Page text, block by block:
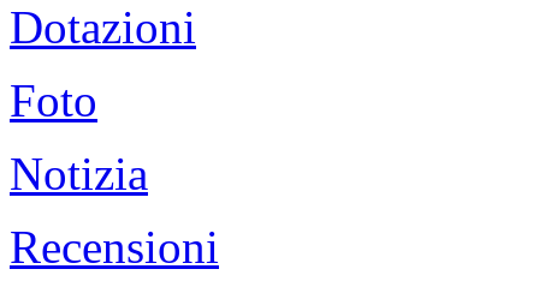
Dotazioni
Foto
Notizia
Recensioni